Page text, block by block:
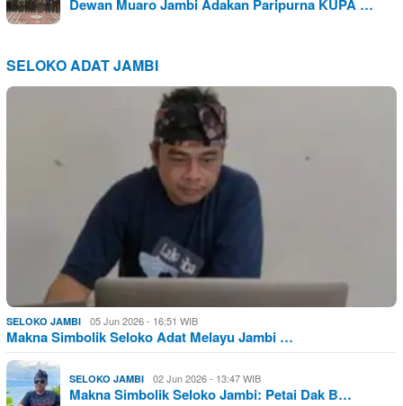
Dewan Muaro Jambi Adakan Paripurna KUPA …
SELOKO ADAT JAMBI
SELOKO JAMBI 05 Jun 2026 - 16:51 WIB
Makna Simbolik Seloko Adat Melayu Jambi …
SELOKO JAMBI 02 Jun 2026 - 13:47 WIB
Makna Simbolik Seloko Jambi: Petai Dak B…